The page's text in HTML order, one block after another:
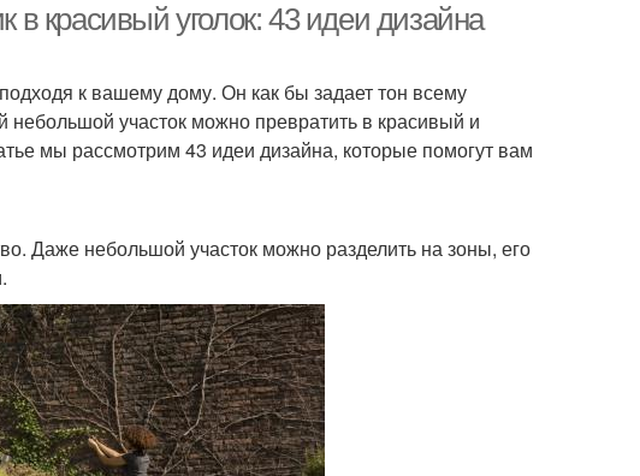
в красивый уголок: 43 идеи дизайна
к вашему дому. Он как бы задает тон всему
участок можно превратить в красивый и
мы рассмотрим 43 идеи дизайна, которые помогут вам
Даже небольшой участок можно разделить на зоны, его